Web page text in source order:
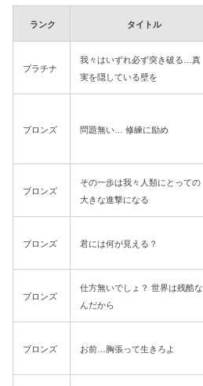
ランク タイトル
プラチナ
我々はいずれ必ず突き破る…真
実を隠している壁を
ブロンズ 問題無い… 修練に励め
ブロンズ
その一歩は我々人類にとっての
大きな進撃になる
ブロンズ 君には何が見える？
ブロンズ
仕方無いでしょ？ 世界は残酷な
んだから
ブロンズ お前…胸張って生きろよ